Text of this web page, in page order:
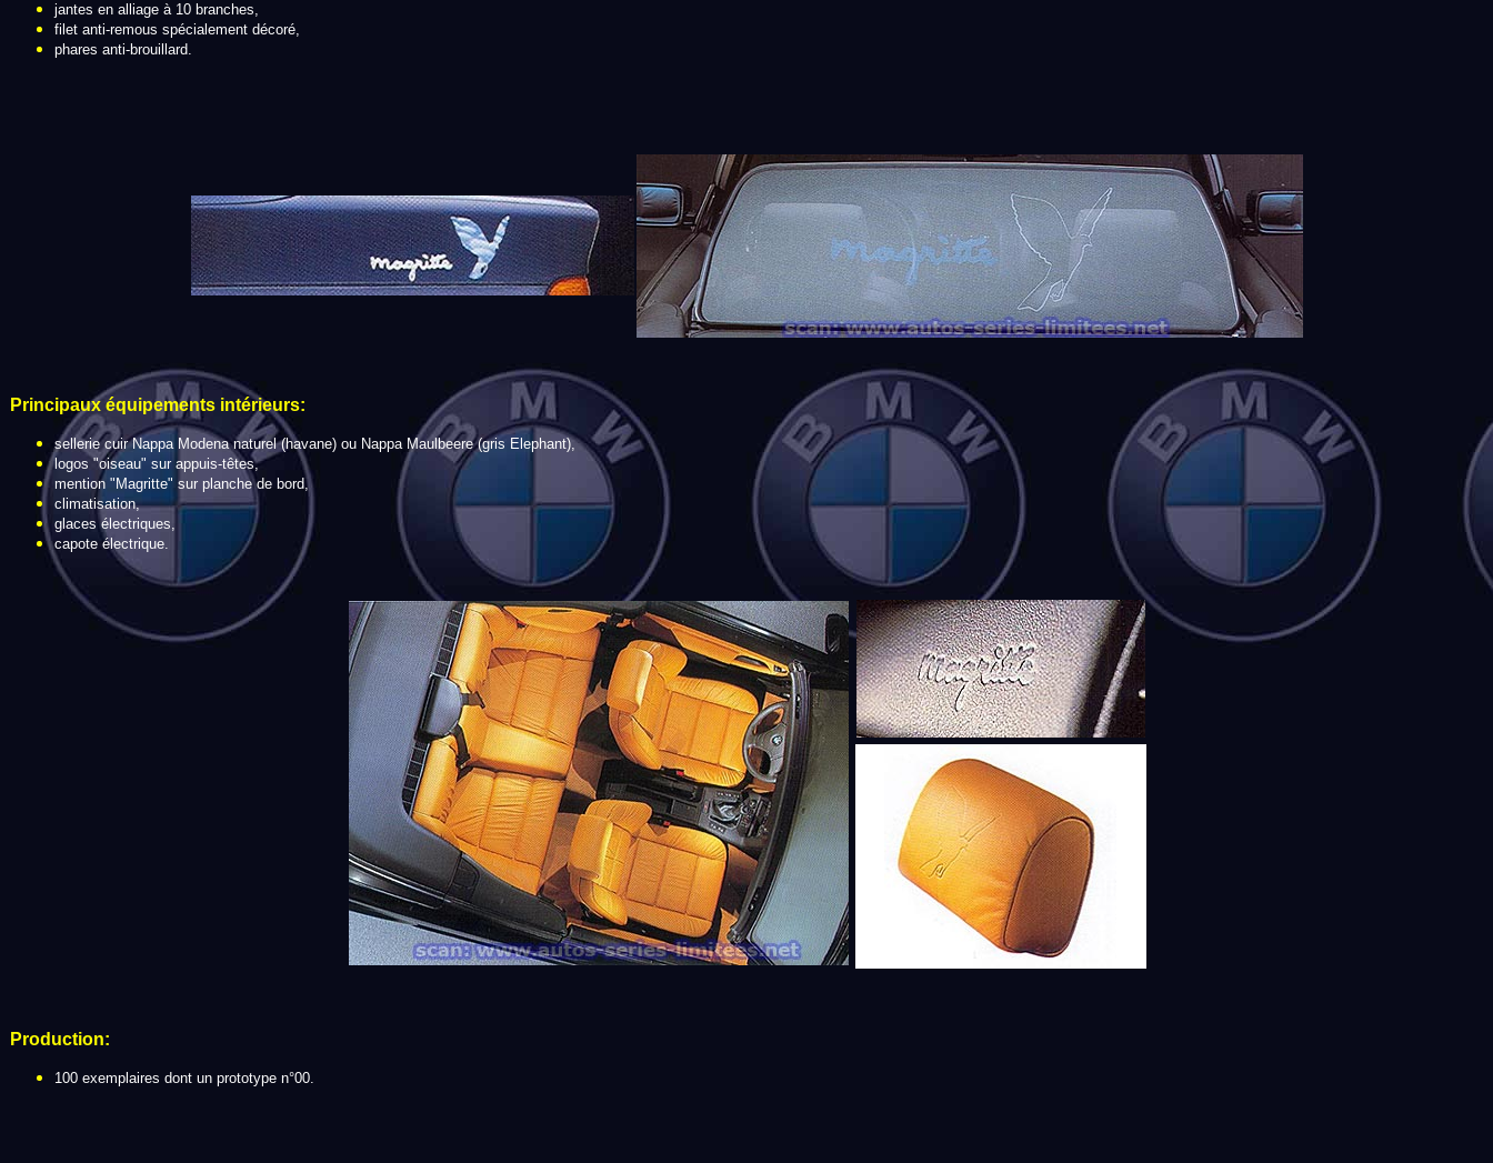
jantes en alliage à 10 branches,
filet anti-remous spécialement décoré,
phares anti-brouillard.
Principaux équipements intérieurs:
sellerie cuir Nappa Modena naturel (havane) ou Nappa Maulbeere (gris Elephant),
logos "oiseau" sur appuis-têtes,
mention "Magritte" sur planche de bord,
climatisation,
glaces électriques,
capote électrique.
Production:
100 exemplaires dont un prototype n°00.